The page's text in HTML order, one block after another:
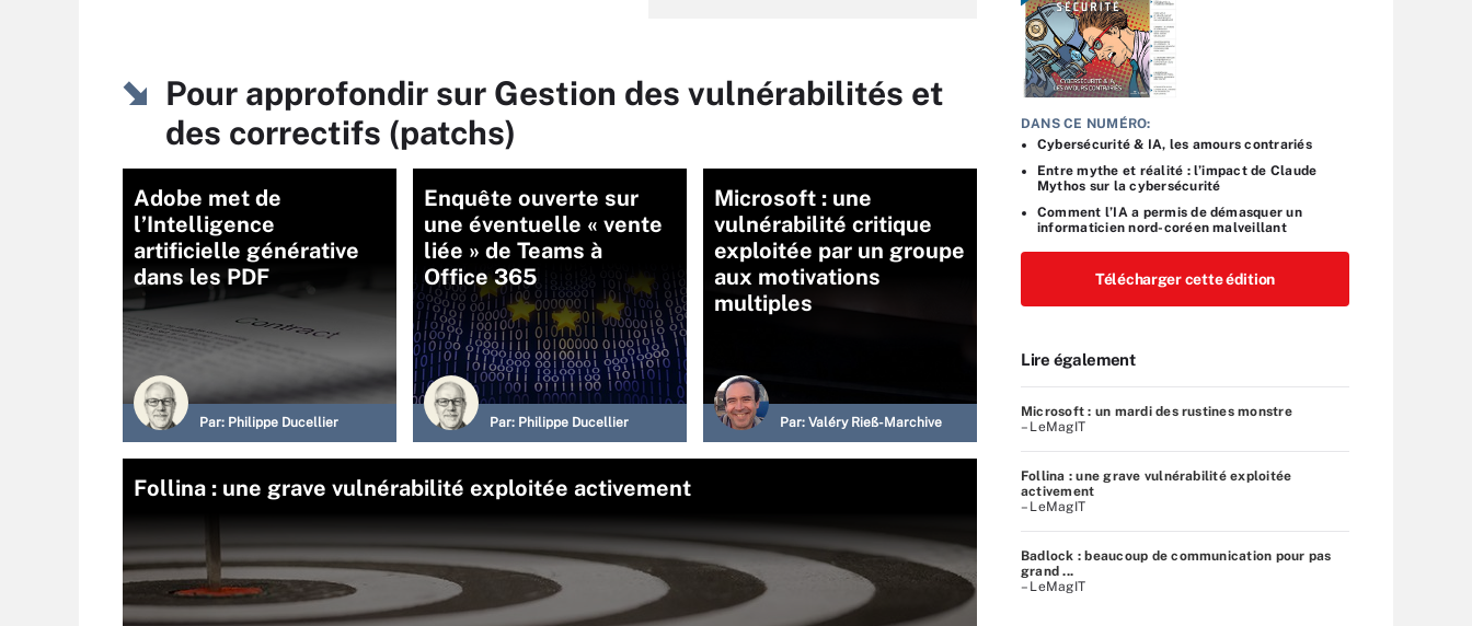
Pour approfondir sur Gestion des vulnérabilités et
des correctifs (patchs)
Adobe met de
l’Intelligence
artificielle générative
dans les PDF
Par: Philippe Ducellier
Enquête ouverte sur
une éventuelle « vente
liée » de Teams à
Office 365
Par: Philippe Ducellier
Microsoft : une
vulnérabilité critique
exploitée par un groupe
aux motivations
multiples
Par: Valéry Rieß-Marchive
Follina : une grave vulnérabilité exploitée activement
DANS CE NUMÉRO:
Cybersécurité & IA, les amours contrariés
Entre mythe et réalité : l’impact de Claude
Mythos sur la cybersécurité
Comment l’IA a permis de démasquer un
informaticien nord-coréen malveillant
Télécharger cette édition
Lire également
Microsoft : un mardi des rustines monstre
– LeMagIT
Follina : une grave vulnérabilité exploitée
activement
– LeMagIT
Badlock : beaucoup de communication pour pas
grand ...
– LeMagIT